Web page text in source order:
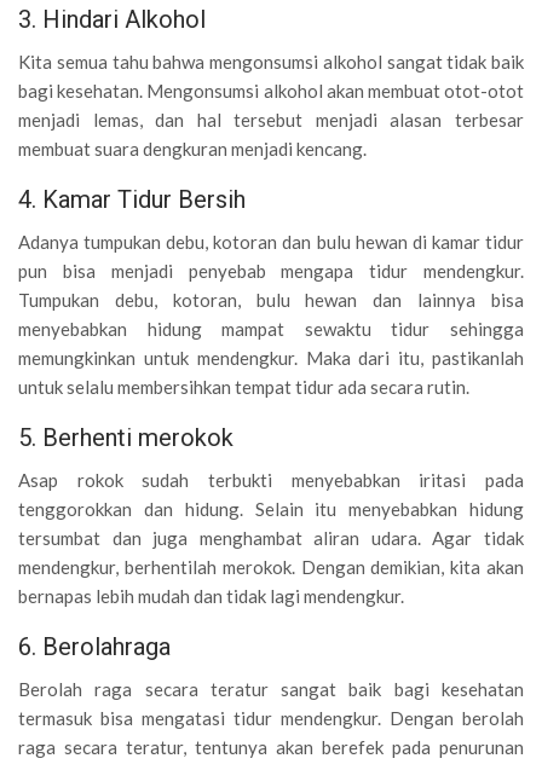
3. Hindari Alkohol
Kita semua tahu bahwa mengonsumsi alkohol sangat tidak baik
bagi kesehatan. Mengonsumsi alkohol akan membuat otot-otot
menjadi lemas, dan hal tersebut menjadi alasan terbesar
membuat suara dengkuran menjadi kencang.
4. Kamar Tidur Bersih
Adanya tumpukan debu, kotoran dan bulu hewan di kamar tidur
pun bisa menjadi penyebab mengapa tidur mendengkur.
Tumpukan debu, kotoran, bulu hewan dan lainnya bisa
menyebabkan hidung mampat sewaktu tidur sehingga
memungkinkan untuk mendengkur. Maka dari itu, pastikanlah
untuk selalu membersihkan tempat tidur ada secara rutin.
5. Berhenti merokok
Asap rokok sudah terbukti menyebabkan iritasi pada
tenggorokkan dan hidung. Selain itu menyebabkan hidung
tersumbat dan juga menghambat aliran udara. Agar tidak
mendengkur, berhentilah merokok. Dengan demikian, kita akan
bernapas lebih mudah dan tidak lagi mendengkur.
6. Berolahraga
Berolah raga secara teratur sangat baik bagi kesehatan
termasuk bisa mengatasi tidur mendengkur. Dengan berolah
raga secara teratur, tentunya akan berefek pada penurunan